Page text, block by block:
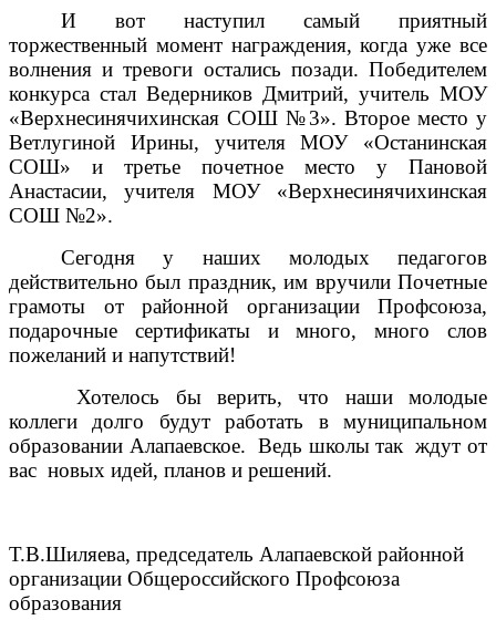
И вот наступил самый приятный
торжественный момент награждения, когда уже все
волнения и тревоги остались позади. Победителем
конкурса стал Ведерников Дмитрий, учитель МОУ
«Верхнесинячихинская СОШ №3». Второе место у
Ветлугиной Ирины, учителя МОУ «Останинская
СОШ» и третье почетное место у Пановой
Анастасии, учителя МОУ «Верхнесинячихинская
СОШ №2».
Сегодня у наших молодых педагогов
действительно был праздник, им вручили Почетные
грамоты от районной организации Профсоюза,
подарочные сертификаты и много, много слов
пожеланий и напутствий!
Хотелось бы верить, что наши молодые
коллеги долго будут работать в муниципальном
образовании Алапаевское. Ведь школы так ждут от
вас новых идей, планов и решений.
Т.В.Шиляева, председатель Алапаевской районной
организации Общероссийского Профсоюза
образования